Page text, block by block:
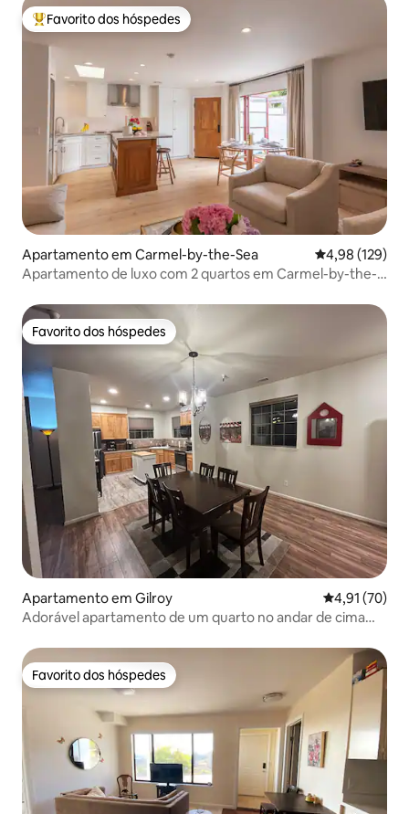
Favoritos dos hóspedes mais apreciados
Favorito dos hóspedes
Apartamento em Carmel-by-the-Sea Classificação
4,98 (129)
Apartamento de luxo com 2 quartos em Carmel-by-the-
Favorito dos hóspedes
Favorito dos hóspedes
Apartamento em Gilroy Classificação
4,91 (70)
Adorável apartamento de um quarto no andar de cima
Favorito dos hóspedes
Favorito dos hóspedes